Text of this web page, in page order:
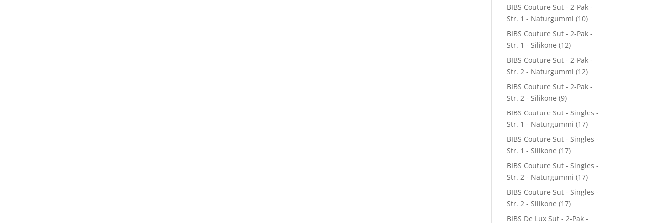
BIBS Couture Sut - 2-Pak -
Str. 1 - Naturgummi (10)
BIBS Couture Sut - 2-Pak -
Str. 1 - Silikone (12)
BIBS Couture Sut - 2-Pak -
Str. 2 - Naturgummi (12)
BIBS Couture Sut - 2-Pak -
Str. 2 - Silikone (9)
BIBS Couture Sut - Singles -
Str. 1 - Naturgummi (17)
BIBS Couture Sut - Singles -
Str. 1 - Silikone (17)
BIBS Couture Sut - Singles -
Str. 2 - Naturgummi (17)
BIBS Couture Sut - Singles -
Str. 2 - Silikone (17)
BIBS De Lux Sut - 2-Pak -